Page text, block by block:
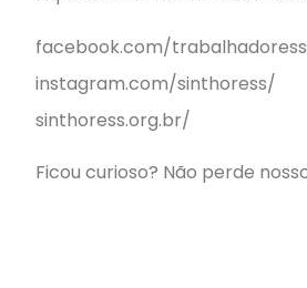
facebook.com/
instagram.com/sinthoress/
sinthoress.org.br/
Ficou curioso? Não perde